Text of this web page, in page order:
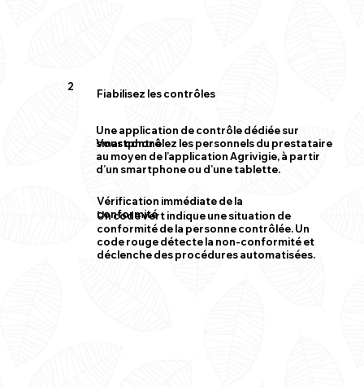
Vérification immédiate de la
conformité
Un code vert indique une situation de
conformité de la personne contrôlée. Un
code rouge détecte la non-conformité et
déclenche des procédures automatisées.
Vous contrôlez les personnels du prestataire
au moyen de l’application Agrivigie, à partir
d’un smartphone ou d’une tablette.
Une application de contrôle dédiée sur
smartphone
2
Fiabilisez les contrôles